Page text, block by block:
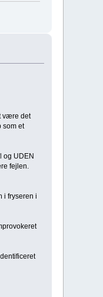
være det
som et
og UDEN
fejlen.
i fryseren i